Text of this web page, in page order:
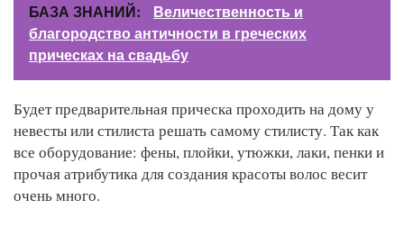
БАЗА ЗНАНИЙ:
Величественность и
благородство античности в греческих
прическах на свадьбу
Будет предварительная прическа проходить на дому у
невесты или стилиста решать самому стилисту. Так как
все оборудование: фены, плойки, утюжки, лаки, пенки и
прочая атрибутика для создания красоты волос весит
очень много.